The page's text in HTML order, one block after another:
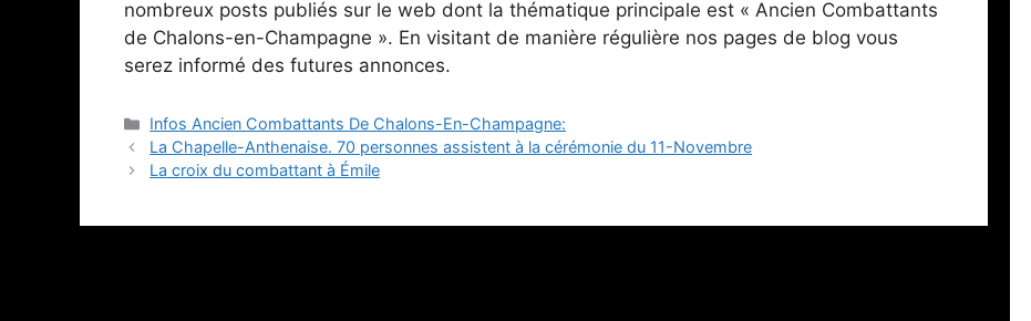
nombreux posts publiés sur le web dont la thématique principale est « Ancien Combattants
de Chalons-en-Champagne ». En visitant de manière régulière nos pages de blog vous
serez informé des futures annonces.
Catégories
Infos Ancien Combattants De Chalons-En-Champagne:
La Chapelle-Anthenaise. 70 personnes assistent à la cérémonie du 11-Novembre
La croix du combattant à Émile